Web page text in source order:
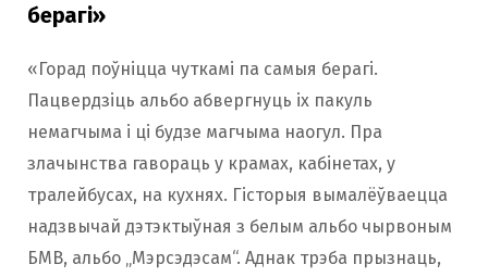
берагі»
«Горад поўніцца чуткамі па самыя берагі.
Пацвердзіць альбо абвергнуць іх пакуль
немагчыма і ці будзе магчыма наогул. Пра
злачынства гавораць у крамах, кабінетах, у
тралейбусах, на кухнях. Гісторыя вымалёўваецца
надзвычай дэтэктыўная з белым альбо чырвоным
БМВ, альбо „Мэрсэдэсам“. Аднак трэба прызнаць,